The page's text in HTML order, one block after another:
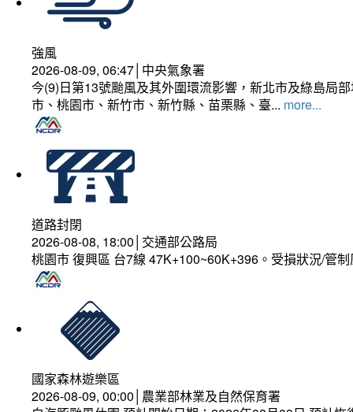
強風
2026-08-09, 06:47│中央氣象署
今(9)日第13號颱風及其外圍環流影響，新北市及綠島局
市、桃園市、新竹市、新竹縣、苗栗縣、臺... more...
道路封閉
2026-08-08, 18:00│交通部公路局
桃園市 復興區 台7線 47K+100~60K+396。受損狀況/管
國家森林遊樂區
2026-08-09, 00:00│農業部林業及自然保育署